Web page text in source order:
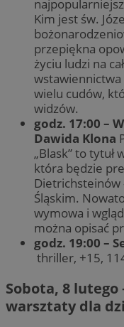
Kim jest św.
przepiękna
życiu ludzi na
wielu cudów,
widzów.
godz. 17:00 –
Dawida Klona
„Blask” to tytuł
która będzie
Dietrichsteinów
Śląskim.
wymowa i
można opisać
godz. 19:00 –
thriller, +15,
Sobota, 8 lutego
warsztaty dla